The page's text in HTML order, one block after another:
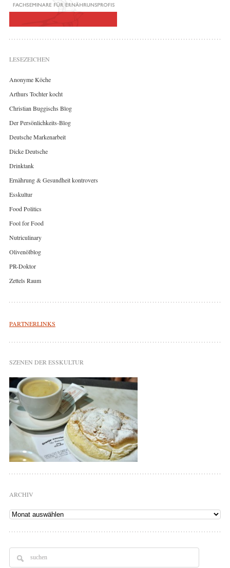
LESEZEICHEN
Anonyme Köche
Arthurs Tochter kocht
Christian Buggischs Blog
Der Persönlichkeits-Blog
Deutsche Markenarbeit
Dicke Deutsche
Drinktank
Ernährung & Gesundheit kontrovers
Esskultur
Food Politics
Fool for Food
Nutriculinary
Olivenölblog
PR-Doktor
Zettels Raum
PARTNERLINKS
SZENEN DER ESSKULTUR
ARCHIV
Archiv